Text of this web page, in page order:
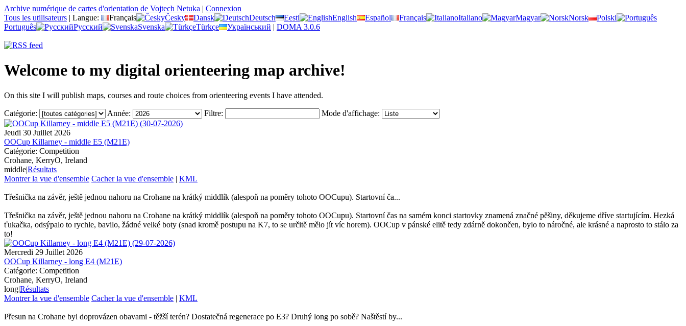
Archive numérique de cartes d'orientation de Vojtech Netuka | Connexion
Tous les utilisateurs | Langue: Français Česky Dansk Deutsch Eesti English Español Français Italiano Magyar Norsk
Polski
Português
Русский Svenska Türkçe Український | DOMA 3.0.6
Welcome to my digital orienteering map archive!
On this site I will publish maps, courses and route choices from orienteering events I have attended.
Catégorie: Année: Filtre: Mode d'affichage:
Jeudi 30 Juillet 2026
OOCup Killarney - middle E5 (M21E)
Catégorie: Competition
Crohane, KerryO, Ireland
middle|Résultats
Montrer la vue d'ensemble Cacher la vue d'ensemble | KML
Třešnička na závěr, ještě jednou nahoru na Crohane na krátký middlík (alespoň na poměry tohoto OOCupu). Startovní ča...
Třešnička na závěr, ještě jednou nahoru na Crohane na krátký middlík (alespoň na poměry tohoto OOCupu). Startovní čas na samém konci startovky znamená značné pěšiny, děkujeme dříve startujícím. Hezká
ťukačka, odsýpalo to rychle, bavilo, žádné velké boty (snad kromě postupu na K7, to se určitě mělo jít víc horem). OOCup v pánské elitě tedy zdárně dokončen, bylo to náročné, ale krásné a naprosto to stálo za
to!
Mercredi 29 Juillet 2026
OOCup Killarney - long E4 (M21E)
Catégorie: Competition
Crohane, KerryO, Ireland
long|Résultats
Montrer la vue d'ensemble Cacher la vue d'ensemble | KML
Přesun na Crohane byl doprovázen obavami - těžší terén? Dostatečná regenerace po E3? Druhý long po sobě? Naštěstí by...